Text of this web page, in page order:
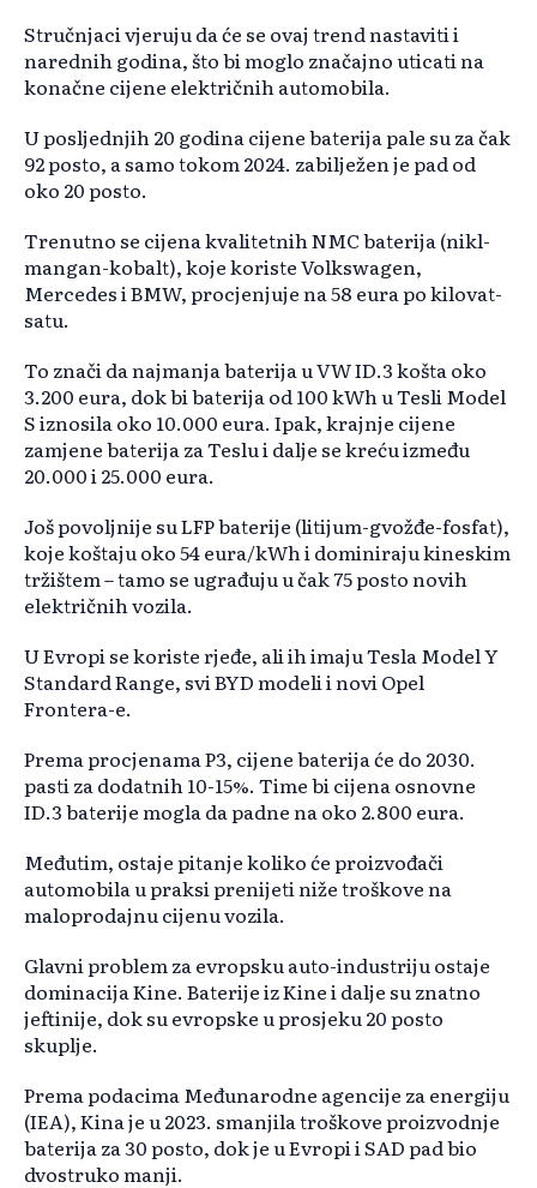
Stručnjaci vjeruju da će se ovaj trend nastaviti i
narednih godina, što bi moglo značajno uticati na
konačne cijene električnih automobila.
U posljednjih 20 godina cijene baterija pale su za čak
92 posto, a samo tokom 2024. zabilježen je pad od
oko 20 posto.
Trenutno se cijena kvalitetnih NMC baterija (nikl-
mangan-kobalt), koje koriste Volkswagen,
Mercedes i BMW, procjenjuje na 58 eura po kilovat-
satu.
To znači da najmanja baterija u VW ID.3 košta oko
3.200 eura, dok bi baterija od 100 kWh u Tesli Model
S iznosila oko 10.000 eura. Ipak, krajnje cijene
zamjene baterija za Teslu i dalje se kreću između
20.000 i 25.000 eura.
Još povoljnije su LFP baterije (litijum-gvožđe-fosfat),
koje koštaju oko 54 eura/kWh i dominiraju kineskim
tržištem – tamo se ugrađuju u čak 75 posto novih
električnih vozila.
U Evropi se koriste rjeđe, ali ih imaju Tesla Model Y
Standard Range, svi BYD modeli i novi Opel
Frontera-e.
Prema procjenama P3, cijene baterija će do 2030.
pasti za dodatnih 10-15%. Time bi cijena osnovne
ID.3 baterije mogla da padne na oko 2.800 eura.
Međutim, ostaje pitanje koliko će proizvođači
automobila u praksi prenijeti niže troškove na
maloprodajnu cijenu vozila.
Glavni problem za evropsku auto-industriju ostaje
dominacija Kine. Baterije iz Kine i dalje su znatno
jeftinije, dok su evropske u prosjeku 20 posto
skuplje.
Prema podacima Međunarodne agencije za energiju
(IEA), Kina je u 2023. smanjila troškove proizvodnje
baterija za 30 posto, dok je u Evropi i SAD pad bio
dvostruko manji.